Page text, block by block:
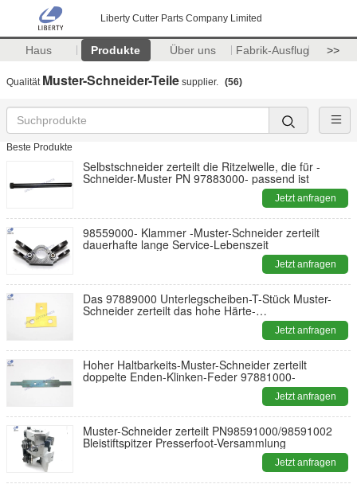
Liberty Cutter Parts Company Limited
Haus Produkte Über uns Fabrik-Ausflug >>
Qualität Muster-Schneider-Teile supplier. (56)
Beste Produkte
Selbstschneider zerteilt die Ritzelwelle, die für -
Schneider-Muster PN 97883000- passend ist
Jetzt anfragen
98559000- Klammer -Muster-Schneider zerteilt
dauerhafte lange Service-Lebenszeit
Jetzt anfragen
Das 97889000 Unterlegscheiben-T-Stück Muster-
Schneider zerteilt das hohe Härte-
Jetzt anfragen
Hoher Haltbarkeits-Muster-Schneider zerteilt
doppelte Enden-Klinken-Feder 97881000-
Jetzt anfragen
Muster-Schneider zerteilt PN98591000/98591002
Bleistiftspitzer Presserfoot-Versammlung
Jetzt anfragen